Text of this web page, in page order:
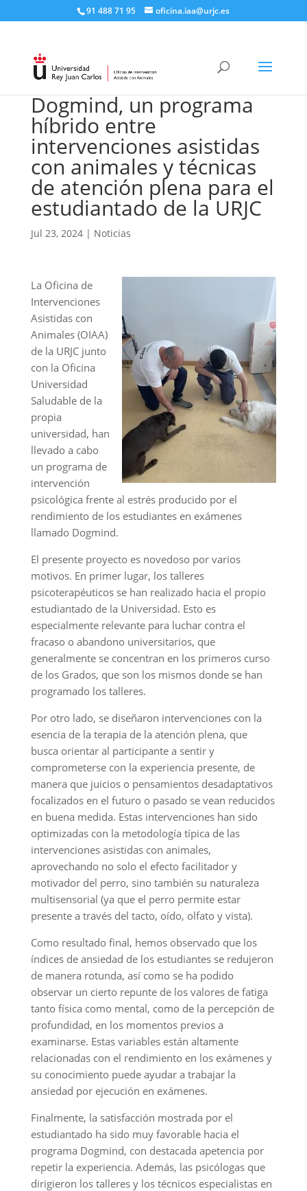
91 488 71 95​ oficina.iaa@urjc.es
Dogmind, un programa
híbrido entre
intervenciones asistidas
con animales y técnicas
de atención plena para el
estudiantado de la URJC
Jul 23, 2024| Noticias
La Oficina de
Intervenciones
Asistidas con
Animales (OIAA)
de la URJC junto
con la Oficina
Universidad
Saludable de la
propia
universidad, han
llevado a cabo
un programa de
intervención
psicológica frente al estrés producido por el
rendimiento de los estudiantes en exámenes
llamado Dogmind.
El presente proyecto es novedoso por varios
motivos. En primer lugar, los talleres
psicoterapéuticos se han realizado hacia el propio
estudiantado de la Universidad. Esto es
especialmente relevante para luchar contra el
fracaso o abandono universitarios, que
generalmente se concentran en los primeros curso
de los Grados, que son los mismos donde se han
programado los talleres.
Por otro lado, se diseñaron intervenciones con la
esencia de la terapia de la atención plena, que
busca orientar al participante a sentir y
comprometerse con la experiencia presente, de
manera que juicios o pensamientos desadaptativos
focalizados en el futuro o pasado se vean reducidos
en buena medida. Estas intervenciones han sido
optimizadas con la metodología típica de las
intervenciones asistidas con animales,
aprovechando no solo el efecto facilitador y
motivador del perro, sino también su naturaleza
multisensorial (ya que el perro permite estar
presente a través del tacto, oído, olfato y vista).
Como resultado final, hemos observado que los
índices de ansiedad de los estudiantes se redujeron
de manera rotunda, así como se ha podido
observar un cierto repunte de los valores de fatiga
tanto física como mental, como de la percepción de
profundidad, en los momentos previos a
examinarse. Estas variables están altamente
relacionadas con el rendimiento en los exámenes y
su conocimiento puede ayudar a trabajar la
ansiedad por ejecución en exámenes.
Finalmente, la satisfacción mostrada por el
estudiantado ha sido muy favorable hacia el
programa Dogmind, con destacada apetencia por
repetir la experiencia. Además, las psicólogas que
dirigieron los talleres y los técnicos especialistas en